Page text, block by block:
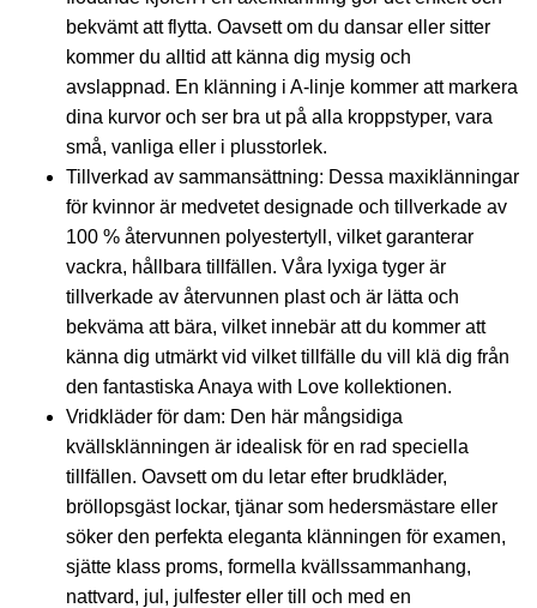
bekvämt att flytta. Oavsett om du dansar eller sitter
kommer du alltid att känna dig mysig och
avslappnad. En klänning i A-linje kommer att markera
dina kurvor och ser bra ut på alla kroppstyper, vara
små, vanliga eller i plusstorlek.
Tillverkad av sammansättning: Dessa maxiklänningar
för kvinnor är medvetet designade och tillverkade av
100 % återvunnen polyestertyll, vilket garanterar
vackra, hållbara tillfällen. Våra lyxiga tyger är
tillverkade av återvunnen plast och är lätta och
bekväma att bära, vilket innebär att du kommer att
känna dig utmärkt vid vilket tillfälle du vill klä dig från
den fantastiska Anaya with Love kollektionen.
Vridkläder för dam: Den här mångsidiga
kvällsklänningen är idealisk för en rad speciella
tillfällen. Oavsett om du letar efter brudkläder,
bröllopsgäst lockar, tjänar som hedersmästare eller
söker den perfekta eleganta klänningen för examen,
sjätte klass proms, formella kvällssammanhang,
nattvard, jul, julfester eller till och med en